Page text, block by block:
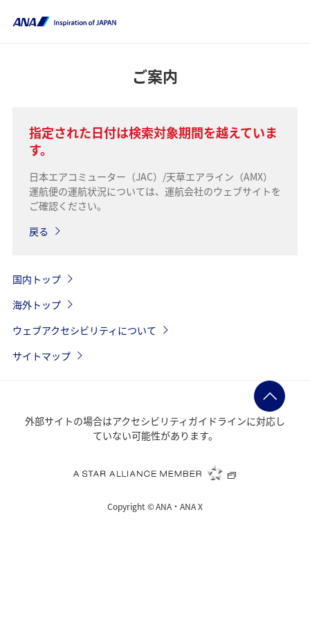
ご案内
指定された日付は検索対象期間を越えていま
す。
日本エアコミューター（JAC）/天草エアライン（AMX）
運航便の運航状況については、運航会社のウェブサイトを
ご確認ください。
戻る
国内トップ
海外トップ
ウェブアクセシビリティについて
サイトマップ
外部サイトの場合はアクセシビリティガイドラインに対応し
ていない可能性があります。
Copyright ©ANA・ANA X